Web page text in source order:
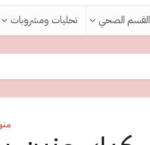
القسم الصحي تحليات ومشروبات